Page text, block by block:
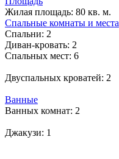
Жилая площадь: 80 кв. м.
Спальные комнаты и места
Спальни: 2
Диван-кровать: 2
Спальных мест: 6
Двуспальных кроватей: 2
Ванные
Ванных комнат: 2
Джакузи: 1